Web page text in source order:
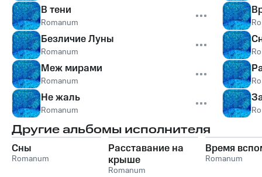
В тени
Romanum
Безличие Луны
Romanum
Меж мирами
Romanum
Не жаль
Romanum
Другие альбомы исполнителя
Сны
Romanum
Расставание на
крыше
Romanum
Время
Romanum